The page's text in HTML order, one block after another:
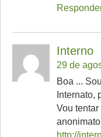
Interno
29 de
Boa ...
Internato,
Vou
http://